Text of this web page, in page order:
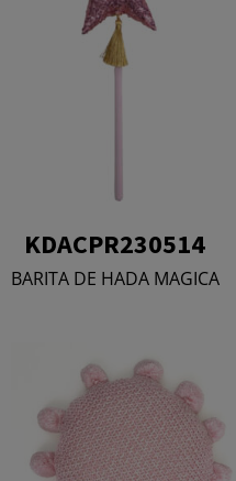
KDACPR230514
BARITA DE HADA MAGICA